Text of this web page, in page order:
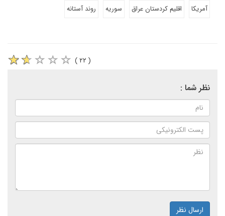
آمریکا
اقلیم کردستان عراق سوریه روند آستانه
( ۲۲ )
نظر شما :
ارسال نظر